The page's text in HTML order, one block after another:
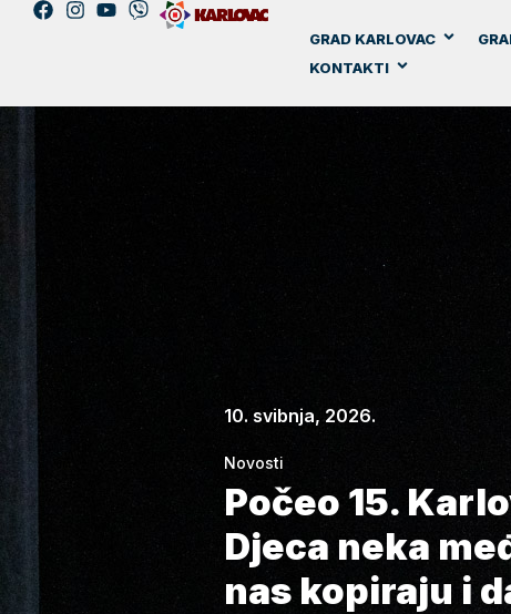
GRAD KARLOVAC
KONTAKTI
10. svibnja, 2026.
Novosti
Počeo 15.
Djeca neka
nas kopiraju i